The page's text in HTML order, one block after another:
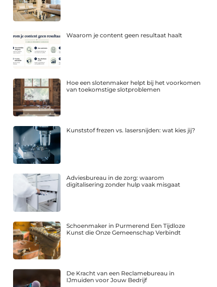
Waarom je content geen resultaat haalt
Hoe een slotenmaker helpt bij het voorkomen
van toekomstige slotproblemen
Kunststof frezen vs. lasersnijden: wat kies jij?
Adviesbureau in de zorg: waarom
digitalisering zonder hulp vaak misgaat
Schoenmaker in Purmerend Een Tijdloze
Kunst die Onze Gemeenschap Verbindt
De Kracht van een Reclamebureau in
IJmuiden voor Jouw Bedrijf